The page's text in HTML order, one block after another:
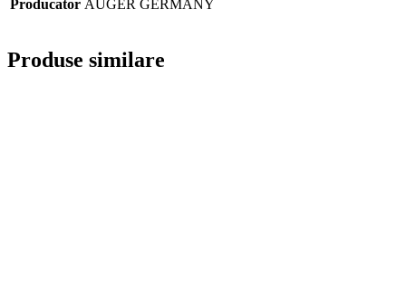
Producator AUGER GERMANY
Produse similare